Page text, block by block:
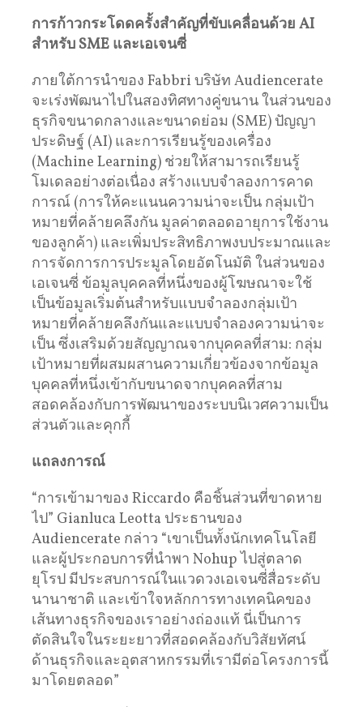
การก้าวกระโดดครั้งสำคัญที่ขับเคลื่อนด้วย AI
สำหรับ SME และเอเจนซี่
ภายใต้การนำของ Fabbri บริษัท Audiencerate
จะเร่งพัฒนาไปในสองทิศทางคู่ขนาน ในส่วนของ
ธุรกิจขนาดกลางและขนาดย่อม (SME) ปัญญา
ประดิษฐ์ (AI) และการเรียนรู้ของเครื่อง
(Machine Learning) ช่วยให้สามารถเรียนรู้
โมเดลอย่างต่อเนื่อง สร้างแบบจำลองการคาด
การณ์ (การให้คะแนนความน่าจะเป็น กลุ่มเป้า
หมายที่คล้ายคลึงกัน มูลค่าตลอดอายุการใช้งาน
ของลูกค้า) และเพิ่มประสิทธิภาพงบประมาณและ
การจัดการการประมูลโดยอัตโนมัติ ในส่วนของ
เอเจนซี่ ข้อมูลบุคคลที่หนึ่งของผู้โฆษณาจะใช้
เป็นข้อมูลเริ่มต้นสำหรับแบบจำลองกลุ่มเป้า
หมายที่คล้ายคลึงกันและแบบจำลองความน่าจะ
เป็น ซึ่งเสริมด้วยสัญญาณจากบุคคลที่สาม: กลุ่ม
เป้าหมายที่ผสมผสานความเกี่ยวข้องจากข้อมูล
บุคคลที่หนึ่งเข้ากับขนาดจากบุคคลที่สาม
สอดคล้องกับการพัฒนาของระบบนิเวศความเป็น
ส่วนตัวและคุกกี้
แถลงการณ์
“การเข้ามาของ Riccardo คือชิ้นส่วนที่ขาดหาย
ไป” Gianluca Leotta ประธานของ
Audiencerate กล่าว “เขาเป็นทั้งนักเทคโนโลยี
และผู้ประกอบการที่นำพา Nohup ไปสู่ตลาด
ยุโรป มีประสบการณ์ในแวดวงเอเจนซี่สื่อระดับ
นานาชาติ และเข้าใจหลักการทางเทคนิคของ
เส้นทางธุรกิจของเราอย่างถ่องแท้ นี่เป็นการ
ตัดสินใจในระยะยาวที่สอดคล้องกับวิสัยทัศน์
ด้านธุรกิจและอุตสาหกรรมที่เรามีต่อโครงการนี้
มาโดยตลอด”